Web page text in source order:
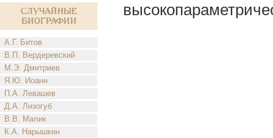
Случайные
биографии
А.Г. Битов
В.П. Вердеревский
М.Э. Дмитриев
Я.Ю. Иоанн
П.А. Левашев
Д.А. Лизогуб
В.В. Малик
К.А. Нарышкин